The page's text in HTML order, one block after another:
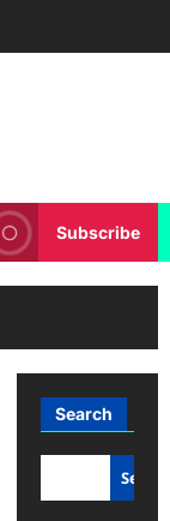
Subscribe
Search